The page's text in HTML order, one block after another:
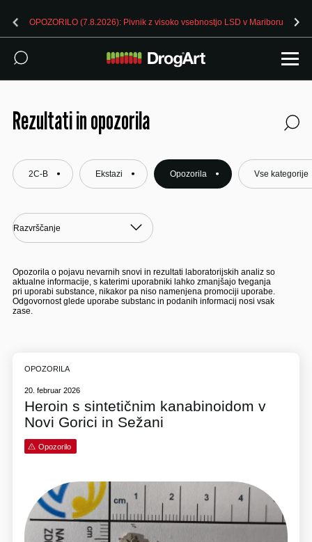
z visoko vsebnostjo LSD v Mariboru OPOZORILO (7.8.2026):
Rezultati in opozorila
2C-B Ekstazi Opozorila Vse kategorije
Opozorila o pojavu nevarnih snovi in rezultati laboratorijskih analiz so
aktualne informacije, s katerimi uporabniki lahko zmanjšajo tveganja
pri uporabi substance, nikakor pa niso namenjena promociji uporabe.
Odgovornost glede uporabe substanc in podanih informacij nosi vsak
zase.
OPOZORILA
20. februar 2026
Heroin s sintetičnim kanabinoidom v
Novi Gorici in Sežani
Opozorilo